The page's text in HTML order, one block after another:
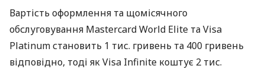
Вартість оформлення та щомісячного
обслуговування Mastercard World Elite та Visa
Platinum становить 1 тис. гривень та 400 гривень
відповідно, тоді як Visa Infinite коштує 2 тис.